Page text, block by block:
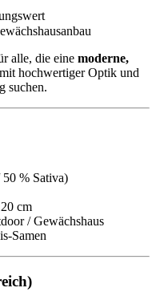
alle, die eine moderne,
mit hochwertiger Optik und
suchen.
% Sativa)
cm
/ Gewächshaus
Samen